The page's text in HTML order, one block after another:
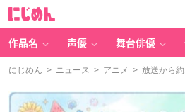
作品名 声優 舞台俳優
にじめん > ニュース > アニメ > 放送から